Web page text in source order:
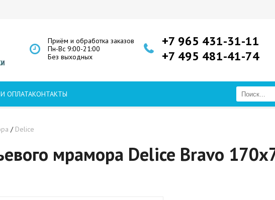
Приём и обработка заказов
Пн-Вс 9:00-21:00
Без выходных
+7 965 431-31-11
+7 495 481-41-74
ОПЛАТАКОНТАКТЫ
/ Delice
мрамора Delice Bravo